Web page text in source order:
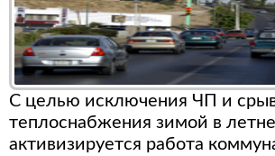
С целью исключения ЧП и
теплоснабжения зимой в
активизируется работа